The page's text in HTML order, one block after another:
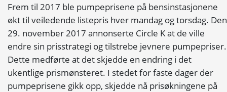
Frem til 2017 ble pumpeprisene på bensinstasjonene
økt til veiledende listepris hver mandag og torsdag. Den
29. november 2017 annonserte Circle K at de ville
endre sin prisstrategi og tilstrebe jevnere pumpepriser.
Dette medførte at det skjedde en endring i det
ukentlige prismønsteret. I stedet for faste dager der
pumpeprisene gikk opp, skjedde nå prisøkningene på